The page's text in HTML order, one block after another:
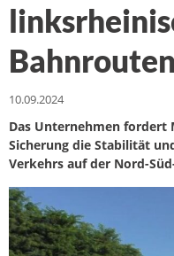
Bahnrouten
10.09.2024
Das Unternehmen fordert
Sicherung die Stabilität
Verkehrs auf der Nord-